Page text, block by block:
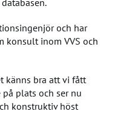
och har
konsult inom VVS och
känns bra att vi fått
plats och ser nu
konstruktiv höst